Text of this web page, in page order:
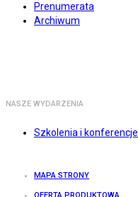
Prenumerata
Archiwum
NASZE WYDARZENIA
Szkolenia i konferencje
MAPA STRONY